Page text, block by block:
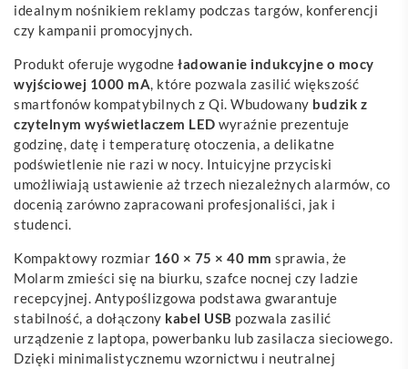
idealnym nośnikiem reklamy podczas targów, konferencji
czy kampanii promocyjnych.
Produkt oferuje wygodne ładowanie indukcyjne o mocy
wyjściowej 1000 mA, które pozwala zasilić większość
smartfonów kompatybilnych z Qi. Wbudowany budzik z
czytelnym wyświetlaczem LED wyraźnie prezentuje
godzinę, datę i temperaturę otoczenia, a delikatne
podświetlenie nie razi w nocy. Intuicyjne przyciski
umożliwiają ustawienie aż trzech niezależnych alarmów, co
docenią zarówno zapracowani profesjonaliści, jak i
studenci.
Kompaktowy rozmiar 160 × 75 × 40 mm sprawia, że
Molarm zmieści się na biurku, szafce nocnej czy ladzie
recepcyjnej. Antypoślizgowa podstawa gwarantuje
stabilność, a dołączony kabel USB pozwala zasilić
urządzenie z laptopa, powerbanku lub zasilacza sieciowego.
Dzięki minimalistycznemu wzornictwu i neutralnej